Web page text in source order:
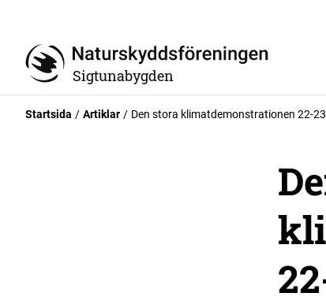
Sigtunabygden
Startsida Artiklar Den stora klimatdemonstrationen 22-